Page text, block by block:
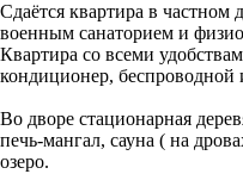
Сдаётся квартира в частном
военным санаторием и
Квартира со всеми
кондиционер, беспроводной
Во дворе стационарная
печь-мангал, сауна ( на
озеро.